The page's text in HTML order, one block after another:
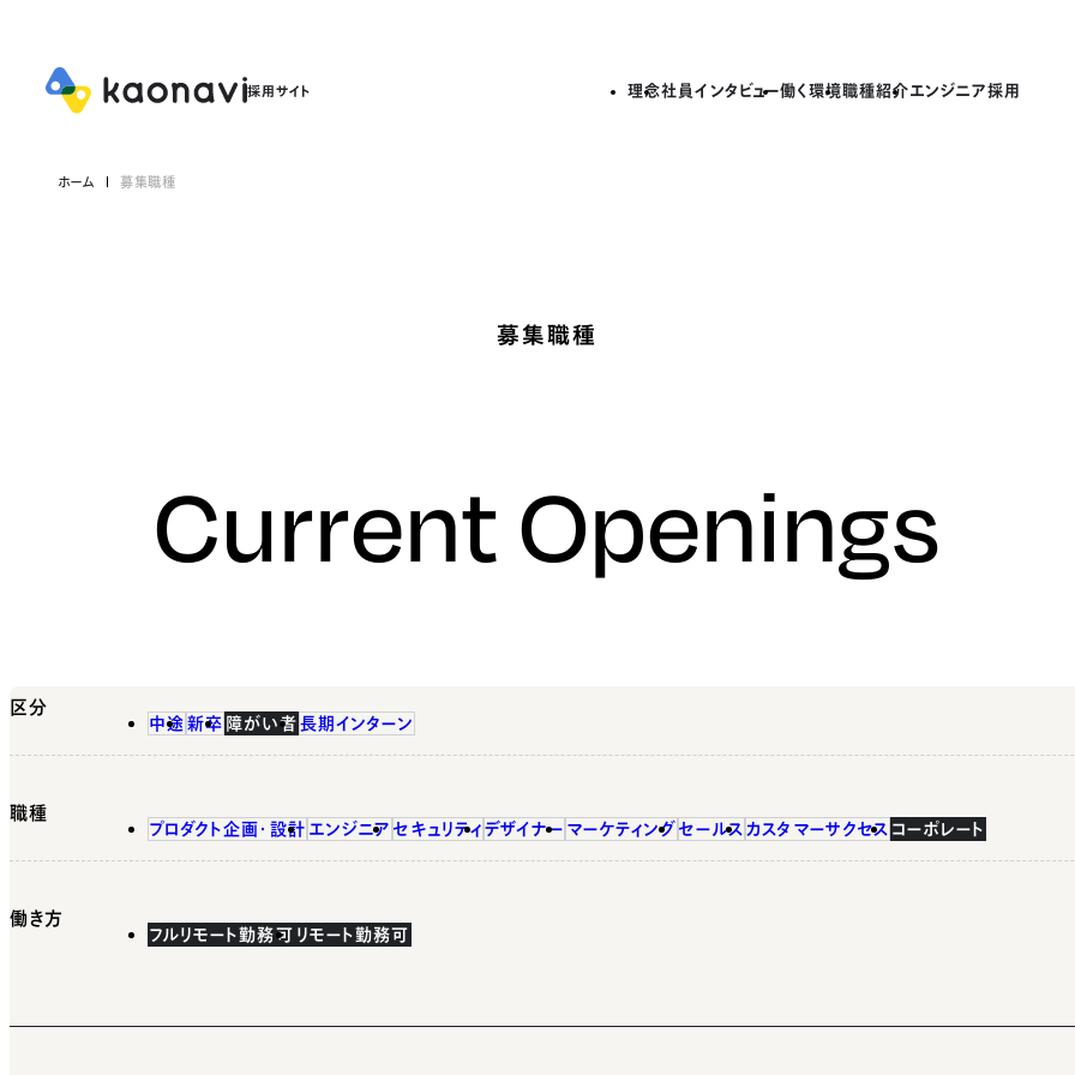
理念社員インタビュー働く環境職種紹介エンジニア採用
ホーム 募集職種
募集職種
Current Openings
区分
中途 新卒 障がい者 長期インターン
職種
プロダクト企画・設計 エンジニア セキュリティ デザイナー マーケティング セールス カスタマーサクセス コーポレート
働き方
フルリモート勤務可 リモート勤務可